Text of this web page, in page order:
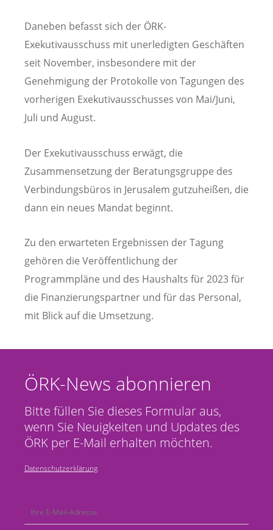
Daneben befasst sich der ÖRK-
Exekutivausschuss mit unerledigten Geschäften
seit November, insbesondere mit der
Genehmigung der Protokolle von Tagungen des
vorherigen Exekutivausschusses von Mai/Juni,
Juli und August.
Der Exekutivausschuss erwägt, die
Zusammensetzung der Beratungsgruppe des
Verbindungsbüros in Jerusalem gutzuheißen, die
dann ein neues Mandat beginnt.
Zu den erwarteten Ergebnissen der Tagung
gehören die Veröffentlichung der
Programmpläne und des Haushalts für 2023 für
die Finanzierungspartner und für das Personal,
mit Blick auf die Umsetzung.
ÖRK-News abonnieren
Bitte füllen Sie dieses Formular aus,
wenn Sie Neuigkeiten und Updates des
ÖRK per E-Mail erhalten möchten.
Datenschutzerklärung